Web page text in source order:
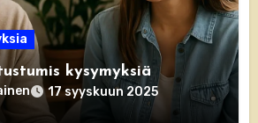
kysymyksiä
17 syyskuun 2025